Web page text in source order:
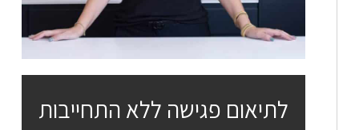
לתיאום פגישה ללא התחייבות